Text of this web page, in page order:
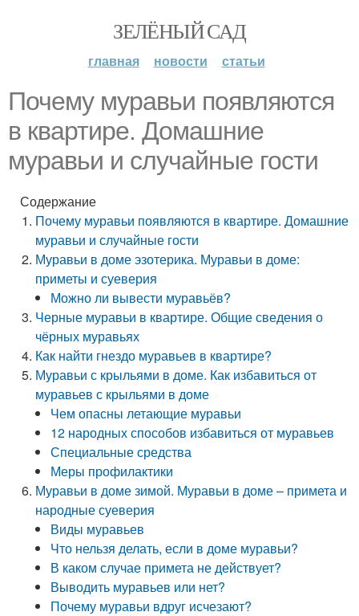
ЗЕЛЁНЫЙ САД
главная новости статьи
Почему муравьи появляются
в квартире. Домашние
муравьи и случайные гости
Содержание
Почему муравьи появляются в квартире. Домашние
муравьи и случайные гости
Муравьи в доме эзотерика. Муравьи в доме:
приметы и суеверия
Можно ли вывести муравьёв?
Черные муравьи в квартире. Общие сведения о
чёрных муравьях
Как найти гнездо муравьев в квартире?
Муравьи с крыльями в доме. Как избавиться от
муравьев с крыльями в доме
Чем опасны летающие муравьи
12 народных способов избавиться от муравьев
Специальные средства
Меры профилактики
Муравьи в доме зимой. Муравьи в доме – примета и
народные суеверия
Виды муравьев
Что нельзя делать, если в доме муравьи?
В каком случае примета не действует?
Выводить муравьев или нет?
Почему муравьи вдруг исчезают?